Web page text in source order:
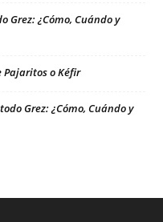
Grez: ¿Cómo, Cuándo y
Pajaritos o Kéfir
Grez: ¿Cómo, Cuándo y